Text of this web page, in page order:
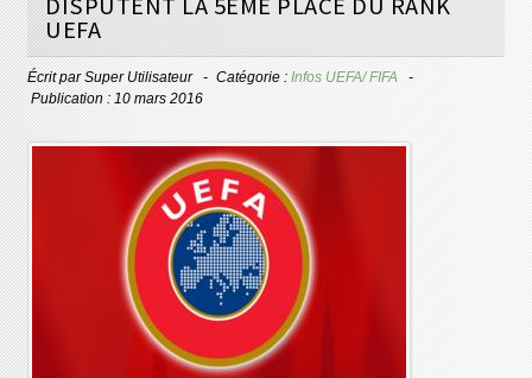
UEFA
Écrit parSuper Utilisateur Catégorie :Infos UEFA/ FIFA
Publication : 10 mars 2016